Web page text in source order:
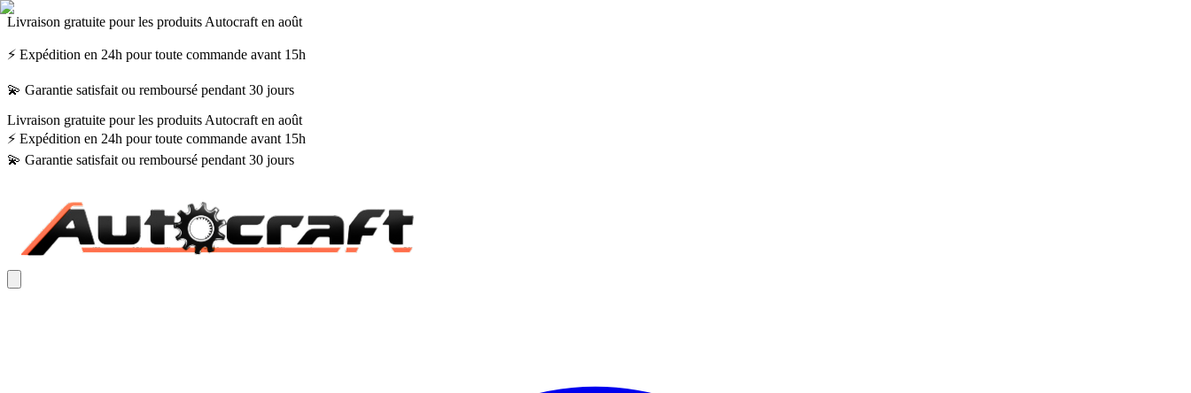
Livraison gratuite pour les produits Autocraft en août
⚡ Expédition en 24h pour toute commande avant 15h
💫 Garantie satisfait ou remboursé pendant 30 jours
Livraison gratuite pour les produits Autocraft en août
⚡ Expédition en 24h pour toute commande avant 15h
💫 Garantie satisfait ou remboursé pendant 30 jours